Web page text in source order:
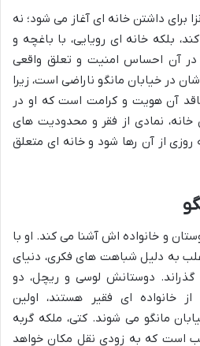
برای داشتن خانه ای آغاز می شود؛ نه
بلکه خانه ای رویایی، با باغچه و
در آن احساس امنیت و تعلق واقعی
در خیابان مانگو ناراضی است، زیرا
آن هویت و کرامت است که او در
نمادی از فقر و محدودیت های
روزی از آن رها شود و خانه ای متعلق
و خانواده اش آشنا می کند. او با
به دلیل شباهت های فکری، دنیای
گذراند. دوستانش لوسی و ریچل، دو
از خانواده ای فقیر هستند، اولین
مانگو می شوند. کتی، ملکه گربه
است که به زودی نقل مکان خواهد